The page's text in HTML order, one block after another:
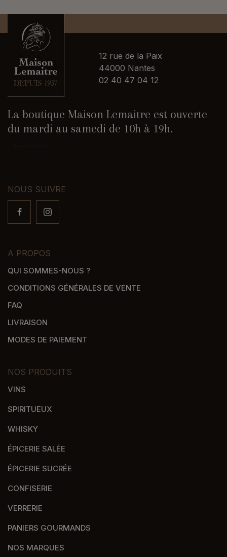
12 rue de la Paix
44000 Nantes
02 40 47 04 12
La boutique Maison Lemaitre est ouverte
du mardi au samedi de 10h à 19h.
NOUS SUIVRE
A PROPOS
QUI SOMMES-NOUS ?
CONDITIONS GÉNÉRALES DE VENTE
FAQ
LIVRAISON
MODES DE PAIEMENT
NOS PRODUITS
VINS
SPIRITUEUX
WHISKY
ÉPICERIE SALÉE
ÉPICERIE SUCRÉE
CONFISERIE
VERRERIE
PANIERS GOURMANDS
NOS MARQUES